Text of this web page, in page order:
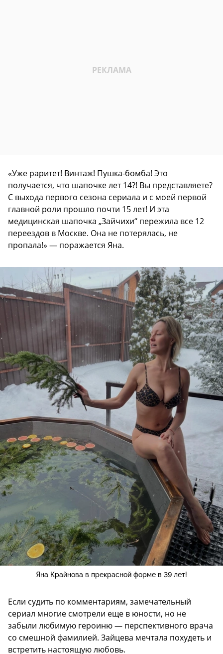
«Уже раритет! Винтаж! Пушка-бомба! Это
получается, что шапочке лет 14?! Вы представляете?
С выхода первого сезона сериала и с моей первой
главной роли прошло почти 15 лет! И эта
медицинская шапочка „Зайчихи“ пережила все 12
переездов в Москве. Она не потерялась, не
пропала!» — поражается Яна.
Яна Крайнова в прекрасной форме в 39 лет!
Если судить по комментариям, замечательный
сериал многие смотрели еще в юности, но не
забыли любимую героиню — перспективного врача
со смешной фамилией. Зайцева мечтала похудеть и
встретить настоящую любовь.